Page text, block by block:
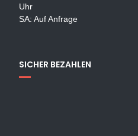
Uhr
SA: Auf Anfrage
SICHER BEZAHLEN